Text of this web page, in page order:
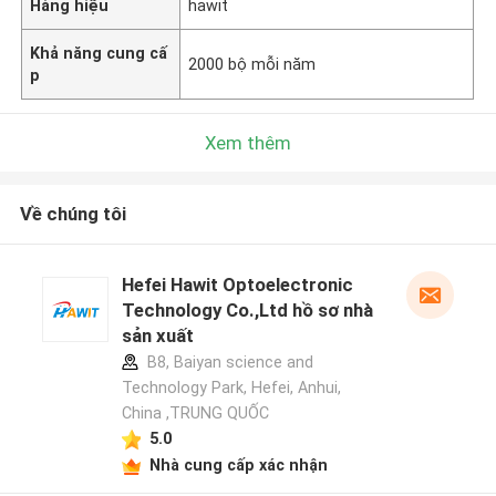
Hàng hiệu hawit
Khả năng cung cấ
p
2000 bộ mỗi năm
Xem thêm
Về chúng tôi
Hefei Hawit Optoelectronic
Technology Co.,Ltd hồ sơ nhà
sản xuất
B8, Baiyan science and
Technology Park, Hefei, Anhui,
China ,TRUNG QUỐC
5.0
Nhà cung cấp xác nhận